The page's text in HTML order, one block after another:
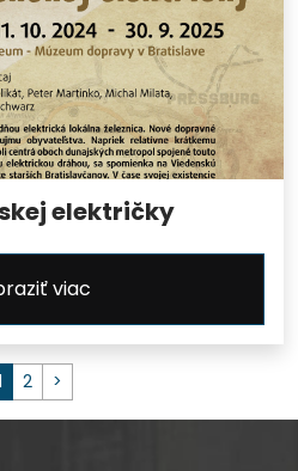
električky
viac
2 >